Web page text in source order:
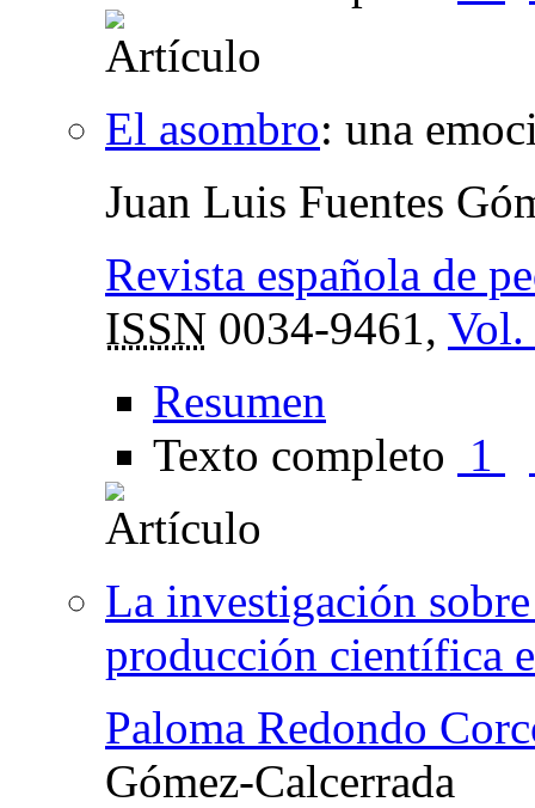
El asombro: una
Juan Luis Fuentes
Revista española de
ISSN 0034-9461, Vol.
Resumen
Texto completo 1
La investigación
producción científica
Paloma Redondo
Gómez-Calcerrada